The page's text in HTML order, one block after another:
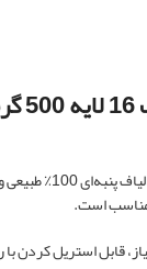
است.
استریل کردن با